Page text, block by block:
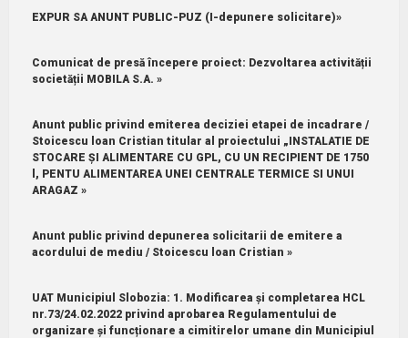
EXPUR SA ANUNT PUBLIC-PUZ (I-depunere solicitare)»
Comunicat de presă începere proiect: Dezvoltarea activității
societății MOBILA S.A. »
Anunt public privind emiterea deciziei etapei de incadrare /
Stoicescu loan Cristian titular al proiectului „INSTALATIE DE
STOCARE ȘI ALIMENTARE CU GPL, CU UN RECIPIENT DE 1750
l, PENTU ALIMENTAREA UNEI CENTRALE TERMICE SI UNUI
ARAGAZ »
Anunt public privind depunerea solicitarii de emitere a
acordului de mediu / Stoicescu loan Cristian »
UAT Municipiul Slobozia: 1.⁠ ⁠Modificarea și completarea HCL
nr.73/24.02.2022 privind aprobarea Regulamentului de
organizare și funcționare a cimitirelor umane din Municipiul